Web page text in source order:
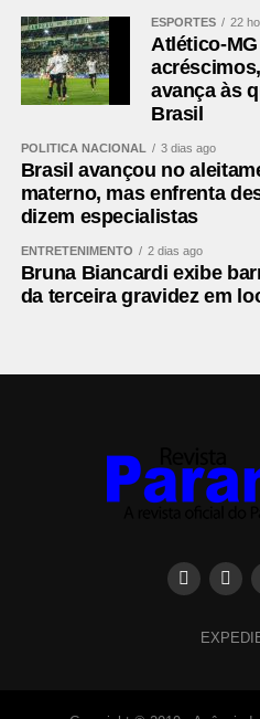
ESPORTES 22
Atlético-
avança às
Brasil
POLÍTICA NACIONAL 3 dias ago
Brasil avançou no
materno, mas enfrenta
dizem especialistas
ENTRETENIMENTO 2 dias ago
Bruna Biancardi exibe
da terceira gravidez em